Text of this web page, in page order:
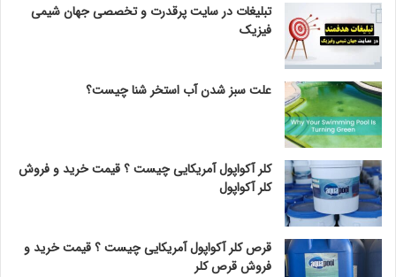
تبلیغات در سایت پرقدرت و تخصصی جهان شیمی
فیزیک
علت سبز شدن آب استخر شنا چیست؟
کلر آکواپول آمریکایی چیست ؟ قیمت خرید و فروش
کلر آکواپول
قرص کلر آکواپول آمریکایی چیست ؟ قیمت خرید و
فروش قرص کلر